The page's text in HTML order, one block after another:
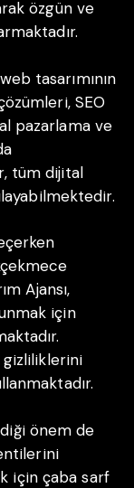
özgün ve
tasarımının
SEO
pazarlama ve
tüm dijital
Ajansı,
için
önem de
için çaba sarf